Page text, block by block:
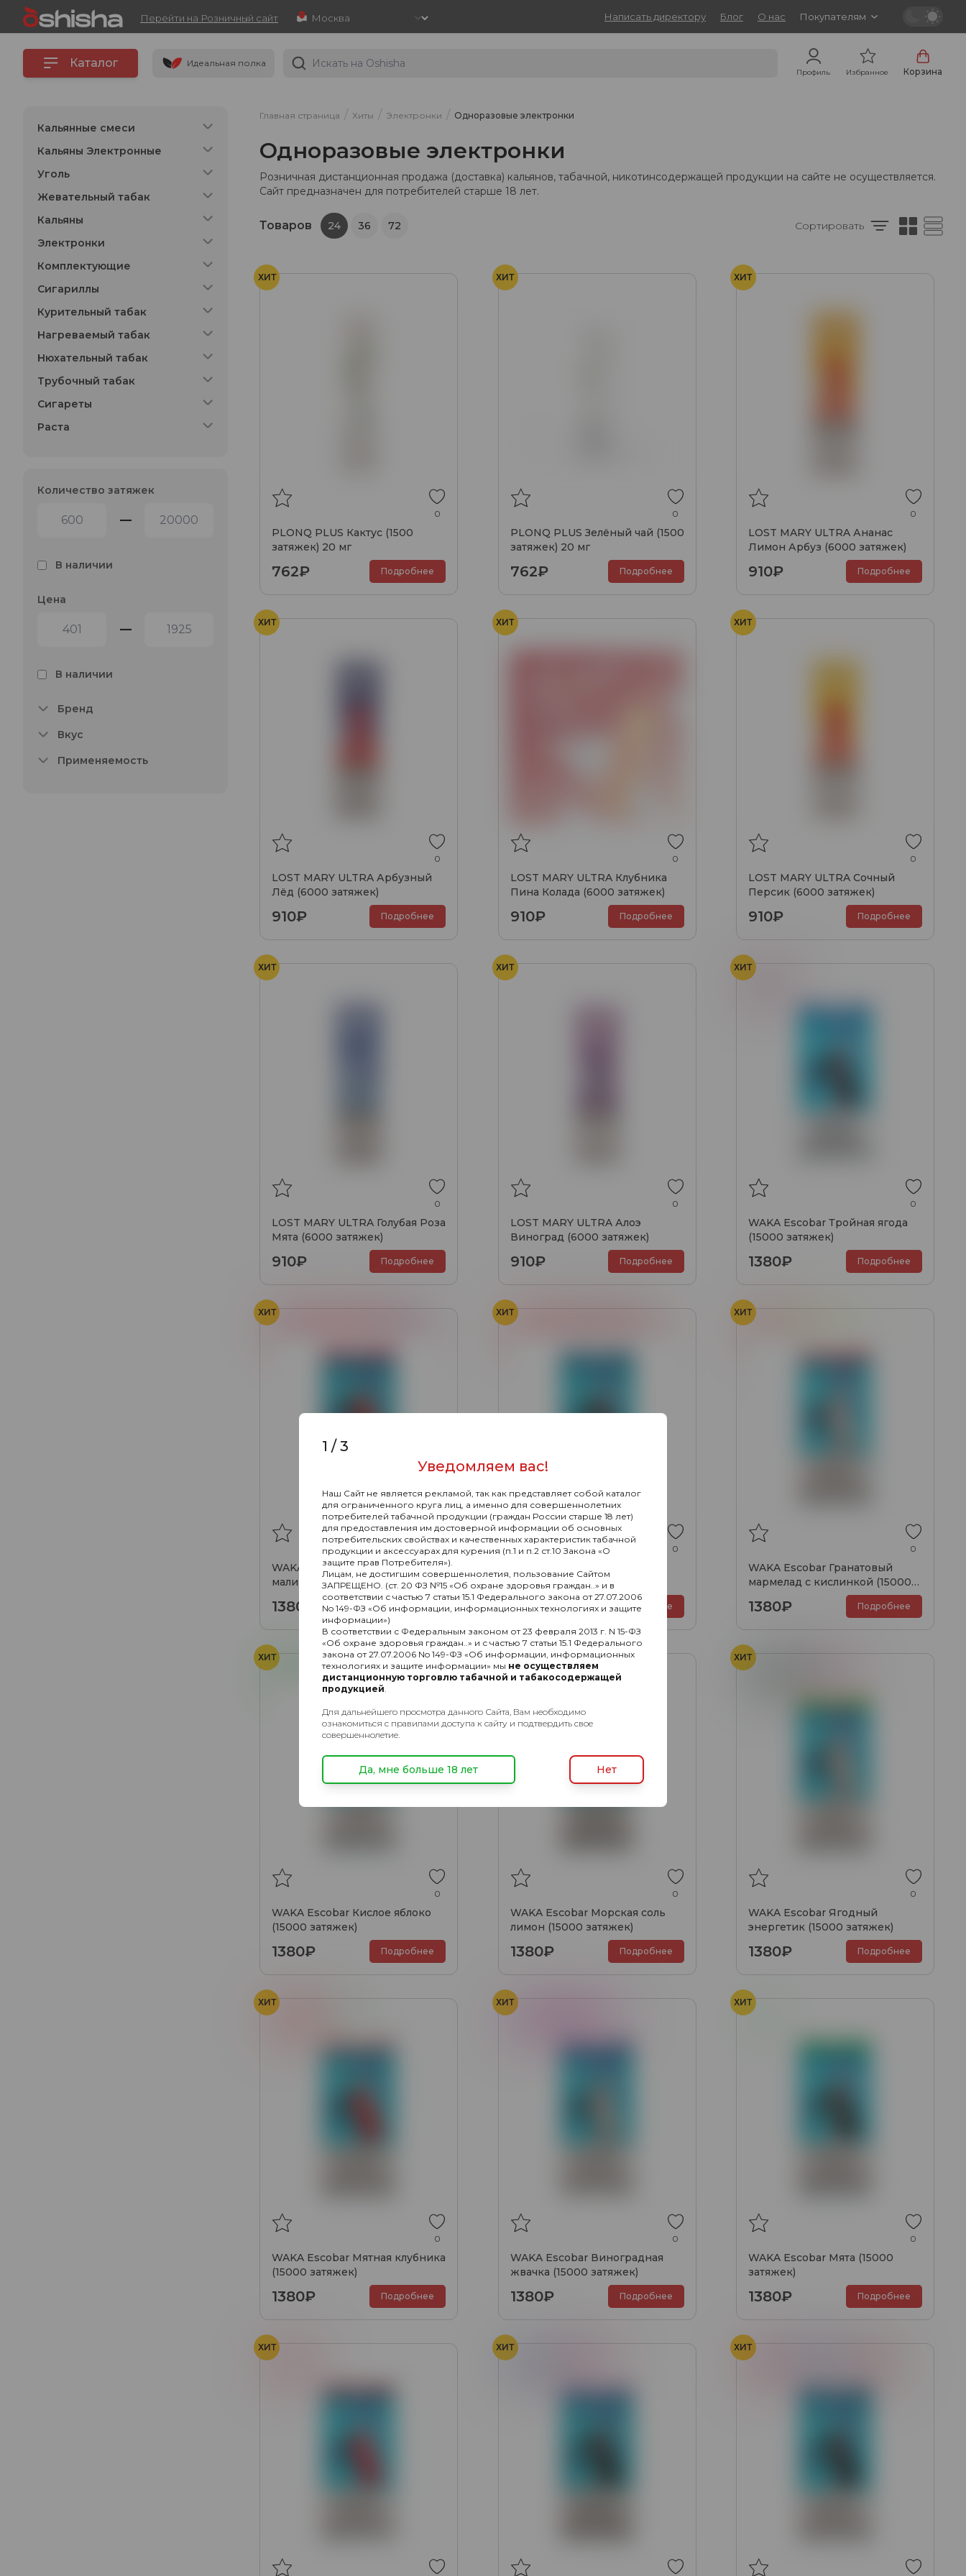
Перейти на Розничный сайт Написать директору Блог О нас Покупателям
Каталог Идеальная полка
Профиль Избранное Корзина
Кальянные смеси
Кальяны Электронные
Уголь
Жевательный табак
Кальяны
Электронки
Комплектующие
Сигариллы
Курительный табак
Нагреваемый табак
Нюхательный табак
Трубочный табак
Сигареты
Раста
Количество затяжек
—
В наличии
Цена
—
В наличии
Бренд
Вкус
Применяемость
Главная страница / Хиты / Электронки / Одноразовые электронки
Одноразовые электронки
Розничная дистанционная продажа (доставка) кальянов, табачной, никотинсодержащей продукции на сайте не осуществляется.
Сайт предназначен для потребителей старше 18 лет.
Товаров 24 36 72 Сортировать
ХИТ
0
PLONQ PLUS Кактус (1500
затяжек) 20 мг
762₽ Подробнее
ХИТ
0
PLONQ PLUS Зелёный чай (1500
затяжек) 20 мг
762₽ Подробнее
ХИТ
0
LOST MARY ULTRA Ананас
Лимон Арбуз (6000 затяжек)
910₽ Подробнее
ХИТ
0
LOST MARY ULTRA Арбузный
Лёд (6000 затяжек)
910₽ Подробнее
ХИТ
0
LOST MARY ULTRA Клубника
Пина Колада (6000 затяжек)
910₽ Подробнее
ХИТ
0
LOST MARY ULTRA Сочный
Персик (6000 затяжек)
910₽ Подробнее
ХИТ
0
LOST MARY ULTRA Голубая Роза
Мята (6000 затяжек)
910₽ Подробнее
ХИТ
0
LOST MARY ULTRA Алоэ
Виноград (6000 затяжек)
910₽ Подробнее
ХИТ
0
WAKA Escobar Тройная ягода
(15000 затяжек)
1380₽ Подробнее
ХИТ
0
WAKA Escobar Клубника
малина вишня (15000 затяжек)
1380₽ Подробнее
ХИТ
0
WAKA Escobar Клубнично-
клюквенный морс (15000
затяжек)
1380₽ Подробнее
ХИТ
0
WAKA Escobar Гранатовый
мармелад с кислинкой (15000
1380₽ Подробнее
ХИТ
0
WAKA Escobar Кислое яблоко
(15000 затяжек)
1380₽ Подробнее
ХИТ
Лимон
0
WAKA Escobar Морская соль
лимон (15000 затяжек)
1380₽ Подробнее
ХИТ
0
WAKA Escobar Ягодный
энергетик (15000 затяжек)
1380₽ Подробнее
ХИТ
0
WAKA Escobar Мятная клубника
(15000 затяжек)
1380₽ Подробнее
ХИТ
0
WAKA Escobar Виноградная
жвачка (15000 затяжек)
1380₽ Подробнее
ХИТ
0
WAKA Escobar Мята (15000
затяжек)
1380₽ Подробнее
ХИТ
ХИТ
ХИТ
1 /3
Уведомляем вас!
Наш Сайт не является рекламой, так как представляет собой каталог
для ограниченного круга лиц, а именно для совершеннолетних
потребителей табачной продукции (граждан России старше 18 лет)
для предоставления им достоверной информации об основных
потребительских свойствах и качественных характеристик табачной
продукции и аксессуарах для курения (п.1 и п.2 ст.10 Закона «О
защите прав Потребителя»).
Лицам, не достигшим совершеннолетия, пользование Сайтом
ЗАПРЕЩЕНО. (ст. 20 ФЗ №15 «Об охране здоровья граждан..» и в
соответствии с частью 7 статьи 15.1 Федерального закона от 27.07.2006
No 149-ФЗ «Об информации, информационных технологиях и защите
информации»)
В соответствии с Федеральным законом от 23 февраля 2013 г. N 15-ФЗ
«Об охране здоровья граждан..» и с частью 7 статьи 15.1 Федерального
закона от 27.07.2006 No 149-ФЗ «Об информации, информационных
технологиях и защите информации» мы не осуществляем
дистанционную торговлю табачной и табакосодержащей
продукцией.
Для дальнейшего просмотра данного Сайта, Вам необходимо
ознакомиться с правилами доступа к сайту и подтвердить свое
совершеннолетие.
Да, мне больше 18 лет Нет